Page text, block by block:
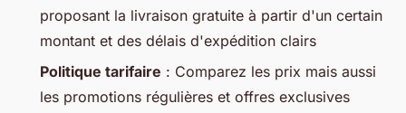
proposant la livraison gratuite à partir d'un certain
montant et des délais d'expédition clairs
Politique tarifaire : Comparez les prix mais aussi
les promotions régulières et offres exclusives